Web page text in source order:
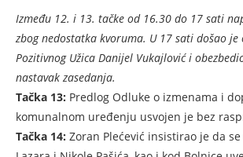
Između 12. i 13. tačke od 16.30 do 17 sati
zbog nedostatka kvoruma. U 17 sati došao
Pozitivnog Užica Danijel Vukajlović i
nastavak zasedanja.
Tačka 13: Predlog Odluke o izmenama i
komunalnom uređenju usvojen je bez
Tačka 14: Zoran Plećević insistirao je da